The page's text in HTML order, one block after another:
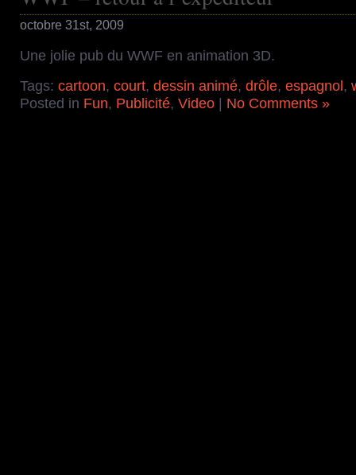
octobre 31st, 2009
Une jolie pub du WWF en animation 3D.
Tags: cartoon, court, dessin animé, drôle, espagnol ,
Posted in Fun, Publicité, Video No Comments »